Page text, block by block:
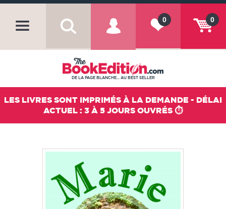
0
0
DE LA PAGE BLANCHE... AU BEST SELLER
LES LIVRES SONT IMPRIMÉS À LA DEMANDE - DÉLAI
ACTUEL : 3 À 5 JOURS OUVRÉS ⏱️